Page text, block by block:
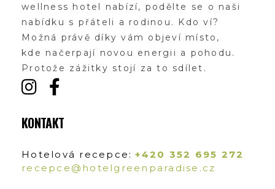
wellness hotel nabízí, podělte se o naši
nabídku s přáteli a rodinou. Kdo ví?
Možná právě díky vám objeví místo,
kde načerpají novou energii a pohodu.
Protože zážitky stojí za to sdílet.
KONTAKT
Hotelová recepce: +420 352 695 272
recepce@hotelgreenparadise.cz